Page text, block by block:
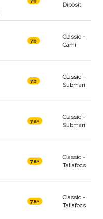
Dipòsit
7b
Clàssic -
Camí
7b
Clàssic -
Submarí
7a+
Clàssic -
Submarí
7a+
Clàssic -
Tallafocs
7a+
Clàssic -
Tallafocs